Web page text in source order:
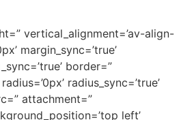
vertical_alignment=’av-align-
margin_sync=’true’
border=”
radius_sync=’true’
attachment=”
left’